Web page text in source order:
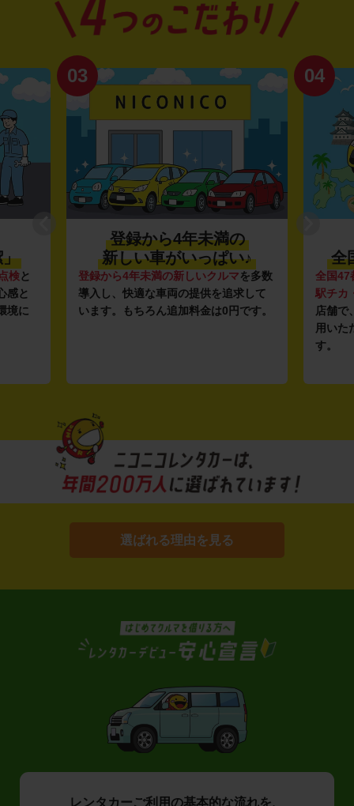
」
検と
感と
境に
03
登録から4年未満の
新しい車がいっぱい♪
登録から4年未満の新しいクルマを多数
導入し、快適な車両の提供を追求して
います。もちろん追加料金は0円です。
04
全
全国47
駅チカ
店舗で
用いた
す。
選ばれる理由を見る
レンタカーご利用の基本的な流れを、